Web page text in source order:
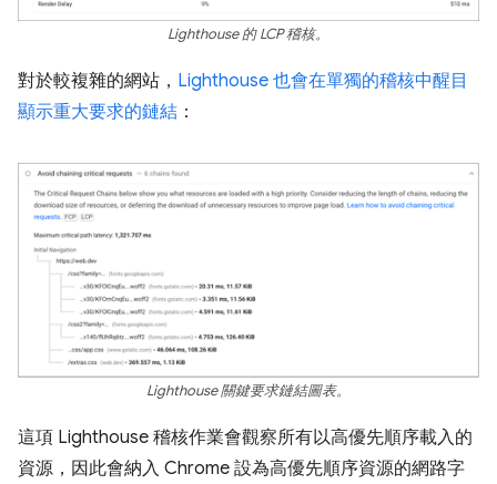
Lighthouse 的 LCP 稽核。
對於較複雜的網站， Lighthouse 也會在單獨的稽核中醒目
顯示重大要求的鏈結 ：
Lighthouse 關鍵要求鏈結圖表。
這項 Lighthouse 稽核作業會觀察所有以高優先順序載入的
資源，因此會納入 Chrome 設為高優先順序資源的網路字